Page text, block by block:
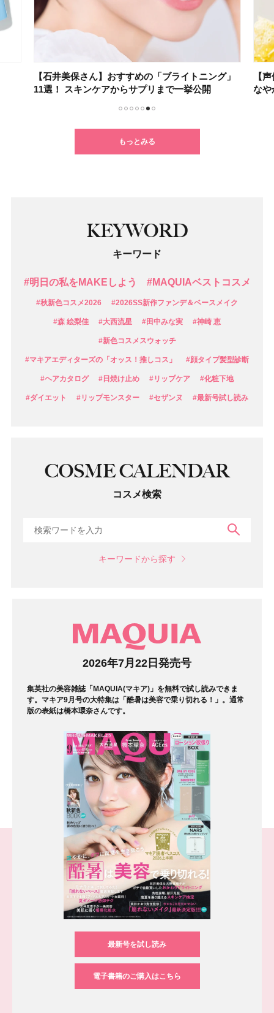
【石井美保さん】おすすめの「ブライトニング」
11選！ スキンケアからサプリまで一挙公開
【
なや
もっとみる
KEYWORD
キーワード
#明日の私をMAKEしよう #MAQUIAベストコスメ
#秋新色コスメ2026 #2026SS新作ファンデ＆ベースメイク
#森 絵梨佳 #大西流星 #田中みな実 #神崎 恵
#新色コスメスウォッチ
#マキアエディターズの「オッス！推しコス」 #顔タイプ髪型診断
#ヘアカタログ #日焼け止め #リップケア #化粧下地
#ダイエット #リップモンスター #セザンヌ #最新号試し読み
COSME CALENDAR
コスメ検索
キーワードから探す
2026年7月22日発売号
集英社の美容雑誌「MAQUIA(マキア)」を無料で試し読みできま
す。マキア9月号の大特集は「酷暑は美容で乗り切れる！」。通常
版の表紙は橋本環奈さんです。
最新号を試し読み
電子書籍のご購入はこちら